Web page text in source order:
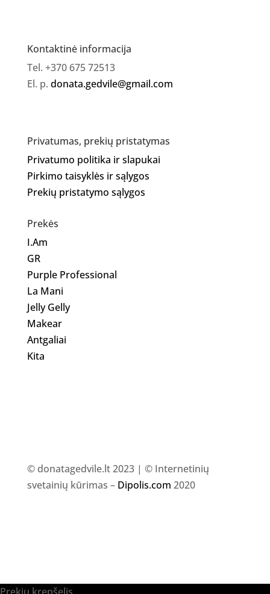
Kontaktinė informacija
Tel. +370 675 72513
El. p. donata.gedvile@gmail.com
Privatumas, prekių pristatymas
Privatumo politika ir slapukai
Pirkimo taisyklės ir sąlygos
Prekių pristatymo sąlygos
Prekės
I.Am
GR
Purple Professional
La Mani
Jelly Gelly
Makear
Antgaliai
Kita
© donatagedvile.lt 2023 | © Internetinių
svetainių kūrimas – Dipolis.com 2020